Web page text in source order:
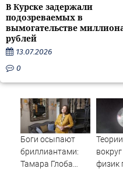
В Курске задержали
подозреваемых в
вымогательстве
рублей
13.07.2026
0
Боги осыпают
бриллиантами:
Тамара Глоба
физик